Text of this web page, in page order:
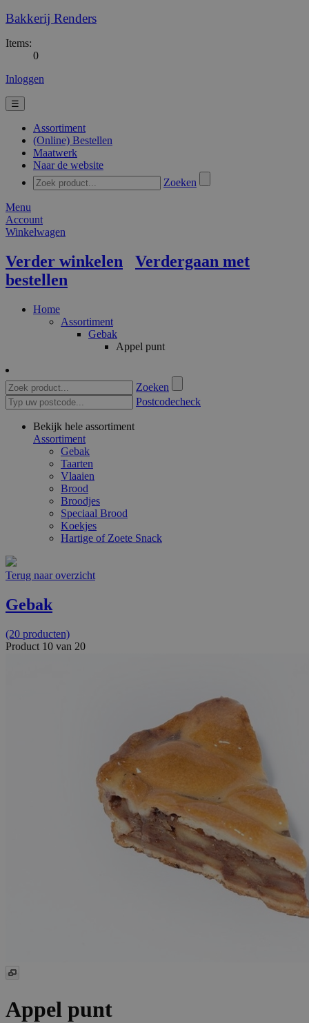
Bakkerij Renders
Items:
0
Inloggen
☰
Assortiment
(Online) Bestellen
Maatwerk
Naar de website
Zoeken
Menu
Account
Winkelwagen
Verder winkelen
Verdergaan met
bestellen
Home
Assortiment
Gebak
Appel punt
Zoeken
Postcodecheck
Bekijk hele assortiment
Assortiment
Gebak
Taarten
Vlaaien
Brood
Broodjes
Speciaal Brood
Koekjes
Hartige of Zoete Snack
Terug naar overzicht
Gebak
(20 producten)
Product 10 van 20
Appel punt